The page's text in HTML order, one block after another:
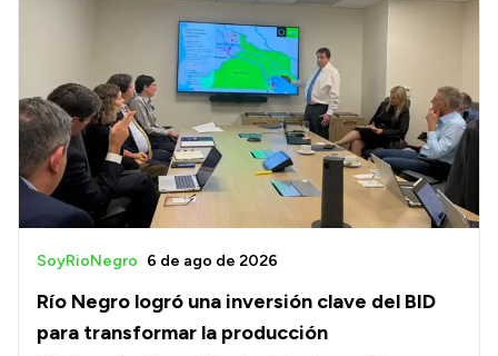
Río Negro logró una inversión clave del BID
para transformar la producción
SoyRioNegro 6 de ago de 2026